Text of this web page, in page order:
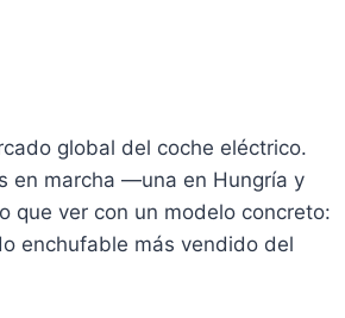
global del coche eléctrico.
en marcha —una en Hungría y
que ver con un modelo concreto:
enchufable más vendido del